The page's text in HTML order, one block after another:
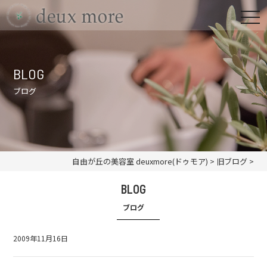
BLOG
ブログ
自由が丘の美容室 deuxmore(ドゥモア) > 旧ブログ>
BLOG
ブログ
2009年11月16日